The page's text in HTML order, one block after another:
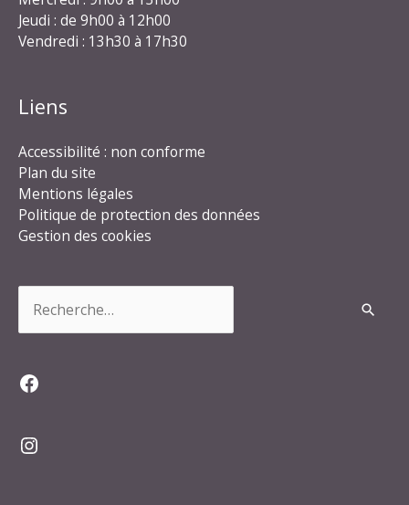
Jeudi : de 9h00 à 12h00
Vendredi : 13h30 à 17h30
Liens
Accessibilité : non conforme
Plan du site
Mentions légales
Politique de protection des données
Gestion des cookies
Facebook
Instagram